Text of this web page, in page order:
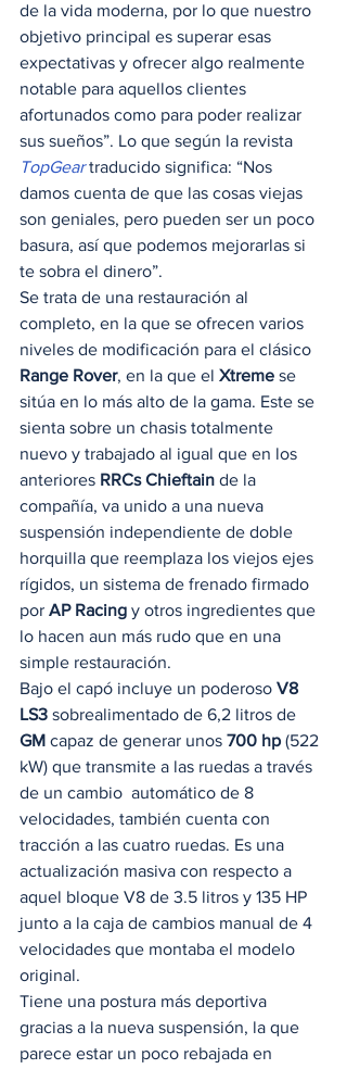
de la vida moderna, por lo que nuestro
objetivo principal es superar esas
expectativas y ofrecer algo realmente
notable para aquellos clientes
afortunados como para poder realizar
sus sueños”. Lo que según la revista
TopGear traducido significa: “Nos
damos cuenta de que las cosas viejas
son geniales, pero pueden ser un poco
basura, así que podemos mejorarlas si
te sobra el dinero”.
Se trata de una restauración al
completo, en la que se ofrecen varios
niveles de modificación para el clásico
Range Rover, en la que el Xtreme se
sitúa en lo más alto de la gama. Este se
sienta sobre un chasis totalmente
nuevo y trabajado al igual que en los
anteriores RRCs Chieftain de la
compañía, va unido a una nueva
suspensión independiente de doble
horquilla que reemplaza los viejos ejes
rígidos, un sistema de frenado firmado
por AP Racing y otros ingredientes que
lo hacen aun más rudo que en una
simple restauración.
Bajo el capó incluye un poderoso V8
LS3 sobrealimentado de 6,2 litros de
GM capaz de generar unos 700 hp (522
kW) que transmite a las ruedas a través
de un cambio  automático de 8
velocidades, también cuenta con
tracción a las cuatro ruedas. Es una
actualización masiva con respecto a
aquel bloque V8 de 3.5 litros y 135 HP
junto a la caja de cambios manual de 4
velocidades que montaba el modelo
original.
Tiene una postura más deportiva
gracias a la nueva suspensión, la que
parece estar un poco rebajada en